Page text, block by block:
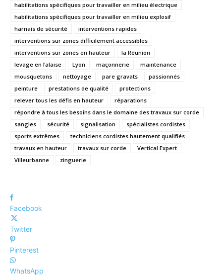
habilitations spécifiques pour travailler en milieu électrique
habilitations spécifiques pour travailler en milieu explosif
harnais de sécurité
interventions rapides
interventions sur zones difficilement accessibles
interventions sur zones en hauteur
la Réunion
levage en falaise
Lyon maçonnerie
maintenance
mousquetons
nettoyage pare gravats
passionnés
peinture
prestations de qualité
protections
relever tous les défis en hauteur
réparations
répondre à tous les besoins dans le domaine des travaux sur corde
sangles
sécurité signalisation
spécialistes cordistes
sports extrêmes
techniciens cordistes hautement qualifiés
travaux en hauteur
travaux sur corde
Vertical Expert
Villeurbanne
zinguerie
Facebook
Twitter
Pinterest
WhatsApp